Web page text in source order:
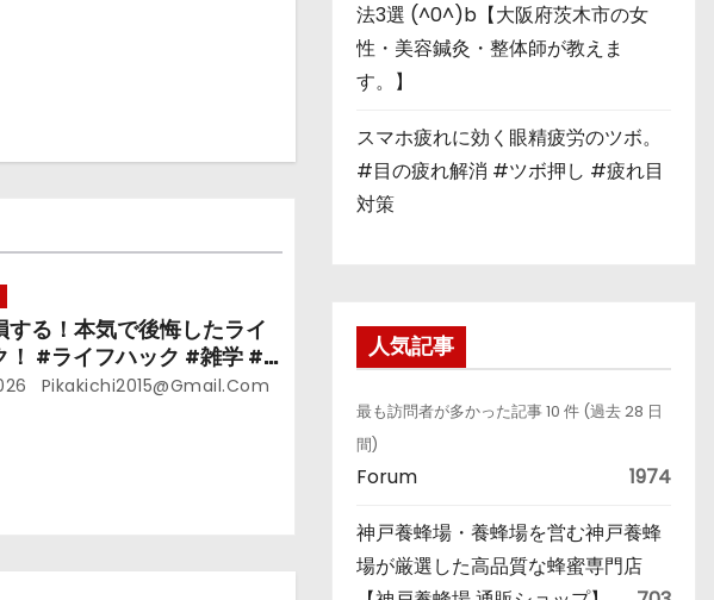
する！本気で後悔したライ
！ #ライフハック #雑学 #
#海外
Pikakichi2015@gmail.com
法3選 (^0^)b【大阪府茨木市の女
性・美容鍼灸・整体師が教えま
す。】
スマホ疲れに効く眼精疲労のツボ。
#目の疲れ解消 #ツボ押し #疲れ目
対策
人気記事
最も訪問者が多かった記事 10 件 (過去 28 日
間)
Forum 1974
神戸養蜂場・養蜂場を営む神戸養蜂
場が厳選した高品質な蜂蜜専門店